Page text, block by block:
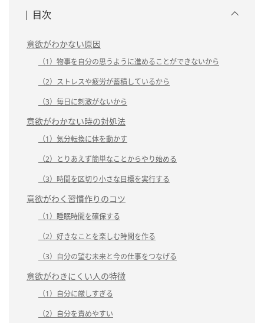
目次
意欲がわかない原因
（1）物事を自分の思うように進めることができないから
（2）ストレスや疲労が蓄積しているから
（3）毎日に刺激がないから
意欲がわかない時の対処法
（1）気分転換に体を動かす
（2）とりあえず簡単なことからやり始める
（3）時間を区切り小さな目標を実行する
意欲がわく習慣作りのコツ
（1）睡眠時間を確保する
（2）好きなことを楽しむ時間を作る
（3）自分の望む未来と今の仕事をつなげる
意欲がわきにくい人の特徴
（1）自分に厳しすぎる
（2）自分を責めやすい